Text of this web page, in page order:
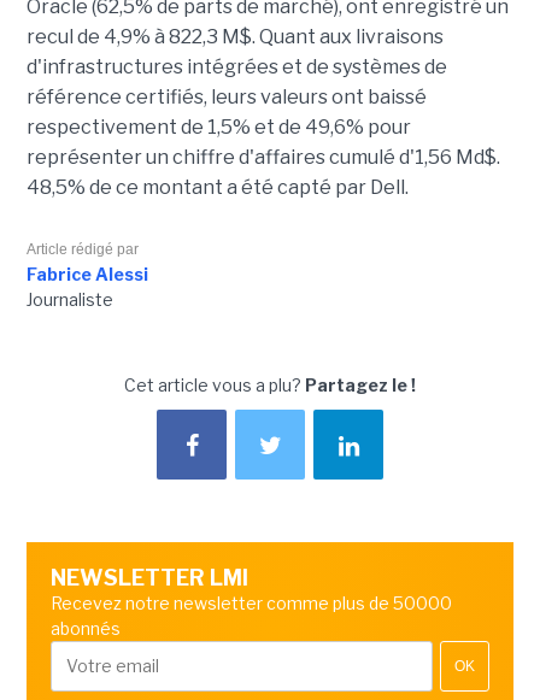
Oracle (62,5% de parts de marché), ont enregistré un
recul de 4,9% à 822,3 M$. Quant aux livraisons
d'infrastructures intégrées et de systèmes de
référence certifiés, leurs valeurs ont baissé
respectivement de 1,5% et de 49,6% pour
représenter un chiffre d'affaires cumulé d'1,56 Md$.
48,5% de ce montant a été capté par Dell.
Article rédigé par
Fabrice Alessi
Journaliste
Cet article vous a plu? Partagez le !
NEWSLETTER LMI
Recevez notre newsletter comme plus de 50000
abonnés
OK